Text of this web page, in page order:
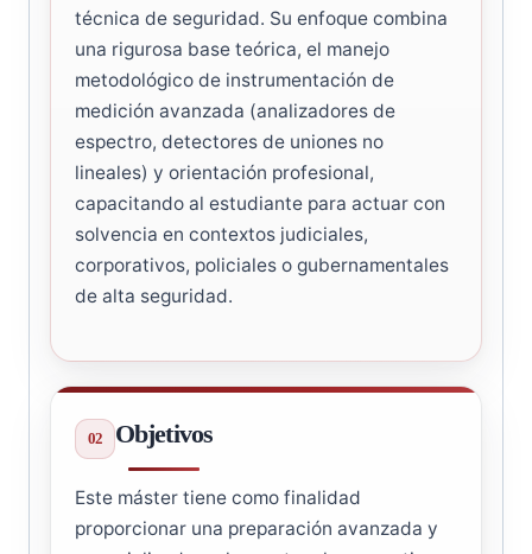
técnica de seguridad. Su enfoque combina
una rigurosa base teórica, el manejo
metodológico de instrumentación de
medición avanzada (analizadores de
espectro, detectores de uniones no
lineales) y orientación profesional,
capacitando al estudiante para actuar con
solvencia en contextos judiciales,
corporativos, policiales o gubernamentales
de alta seguridad.
Objetivos
Este máster tiene como finalidad
proporcionar una preparación avanzada y